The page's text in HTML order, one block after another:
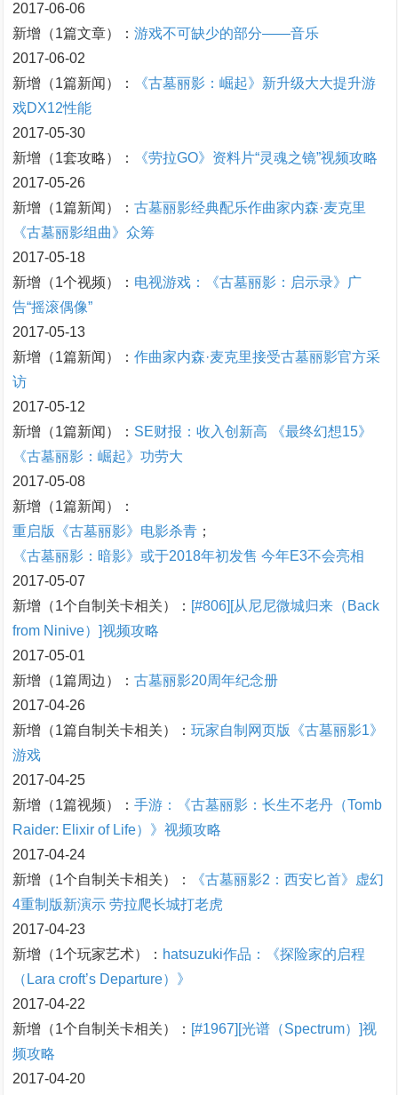
2017-06-06
新增（1篇文章）： 游戏不可缺少的部分——音乐
2017-06-02
新增（1篇新闻）：
《古墓丽影：崛起》新升级大大提升游
戏DX12性能
2017-05-30
新增（1套攻略）：
《劳拉GO》资料片“灵魂之镜”视频攻略
2017-05-26
新增（1篇新闻）： 古墓丽影经典配乐作曲家内森·麦克里
《古墓丽影组曲》众筹
2017-05-18
新增（1个视频）： 电视游戏：《古墓丽影：启示录》广
告“摇滚偶像”
2017-05-13
新增（1篇新闻）： 作曲家内森·麦克里接受古墓丽影官方采
访
2017-05-12
新增（1篇新闻）： SE财报：收入创新高 《最终幻想15》
《古墓丽影：崛起》功劳大
2017-05-08
新增（1篇新闻）：
重启版《古墓丽影》电影杀青 ；
《古墓丽影：暗影》或于2018年初发售 今年E3不会亮相
2017-05-07
新增（1个自制关卡相关）： [#806][从尼尼微城归来（Back
from Ninive）]视频攻略
2017-05-01
新增（1篇周边）： 古墓丽影20周年纪念册
2017-04-26
新增（1篇自制关卡相关）： 玩家自制网页版《古墓丽影1》
游戏
2017-04-25
新增（1篇视频）： 手游：《古墓丽影：长生不老丹（Tomb
Raider: Elixir of Life）》视频攻略
2017-04-24
新增（1个自制关卡相关）：
《古墓丽影2：西安匕首》虚幻
4重制版新演示 劳拉爬长城打老虎
2017-04-23
新增（1个玩家艺术）： hatsuzuki作品：《探险家的启程
（Lara croft’s Departure）》
2017-04-22
新增（1个自制关卡相关）： [#1967][光谱（Spectrum）]视
频攻略
2017-04-20